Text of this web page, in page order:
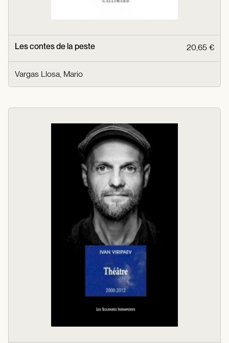
Les contes de la peste 20,65 €
Vargas Llosa, Mario